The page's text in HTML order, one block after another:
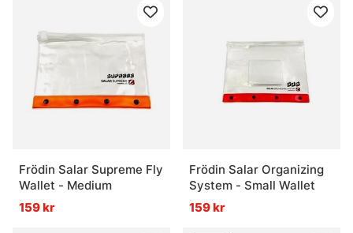
Frödin Salar Supreme Fly
Wallet - Medium
159 kr
Frödin Salar Organizing
System - Small Wallet
159 kr